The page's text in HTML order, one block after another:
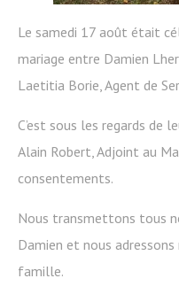
Le samedi 17 août était
mariage entre Damien
Laetitia Borie, Agent de
C’est sous les regards de
Alain Robert, Adjoint au
consentements.
Nous transmettons tous
Damien et nous
famille.